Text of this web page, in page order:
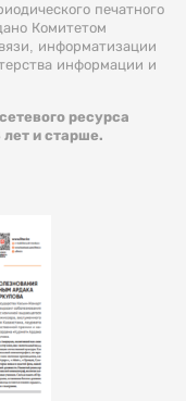
печатного
Комитетом
информатизации
информации и
ресурса
и старше.